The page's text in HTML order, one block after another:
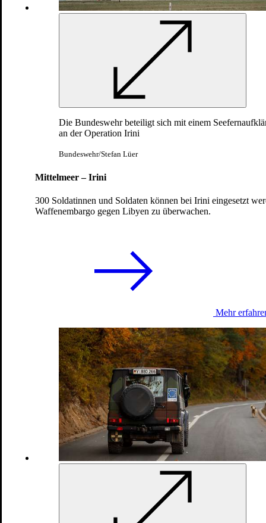
Die Bundeswehr beteiligt sich mit einem
an der Operation Irini
Bundeswehr/Stefan Lüer
Mittelmeer – Irini
300 Soldatinnen und Soldaten können bei Irini eingesetzt
Waffenembargo gegen Libyen zu überwachen.
Mehr
Counter Daesh/Capacity Building Iraq
Marine-Operation im Mittelmeer
Einsätze und Missionen
Libanon: Die Bundeswehr beiUNIFIL